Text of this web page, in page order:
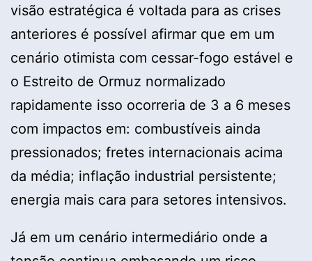
visão estratégica é voltada para as crises
anteriores é possível afirmar que em um
cenário otimista com cessar-fogo estável e
o Estreito de Ormuz normalizado
rapidamente isso ocorreria de 3 a 6 meses
com impactos em: combustíveis ainda
pressionados; fretes internacionais acima
da média; inflação industrial persistente;
energia mais cara para setores intensivos.
Já em um cenário intermediário onde a